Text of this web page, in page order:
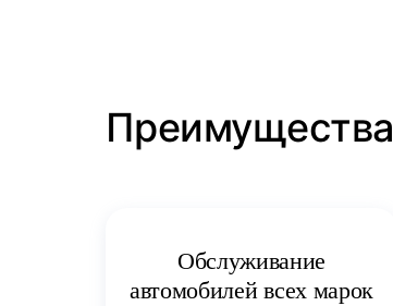
Преимущества
Обслуживание
автомобилей всех марок